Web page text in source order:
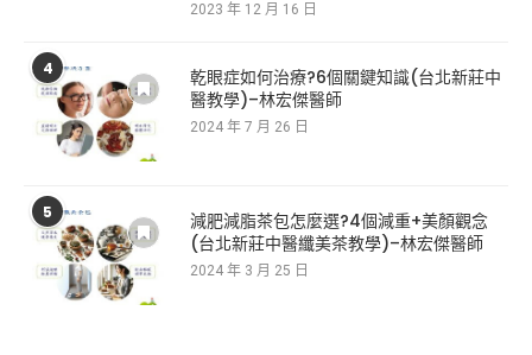
2023 年 12 月 16 日
4
乾眼症如何治療?6個關鍵知識(台北新莊中
醫教學)–林宏傑醫師
2024 年 7 月 26 日
5
減肥減脂茶包怎麼選?4個減重+美顏觀念
(台北新莊中醫纖美茶教學)–林宏傑醫師
2024 年 3 月 25 日